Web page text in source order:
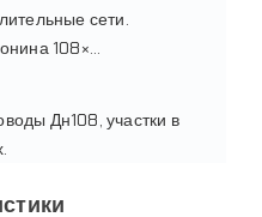
сети.
108×…
Дн108, участки в